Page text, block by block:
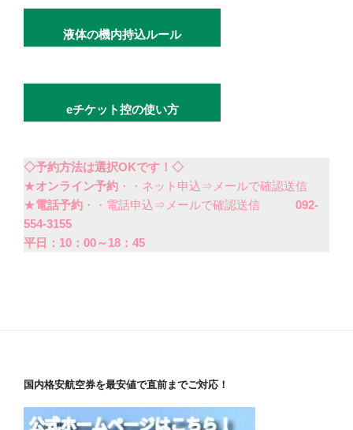
液体の機内持込ルール
eチケット控の使い方
◇予約方法は選択OKです！◇
★オンライン予約 ・・ネット申込⇒メールで確認送信
★電話予約 ・・電話申込⇒メールで確認送信 092-
554-3155
平日：10：00～18：45
国内格安航空券を最安値で直前までご対応！